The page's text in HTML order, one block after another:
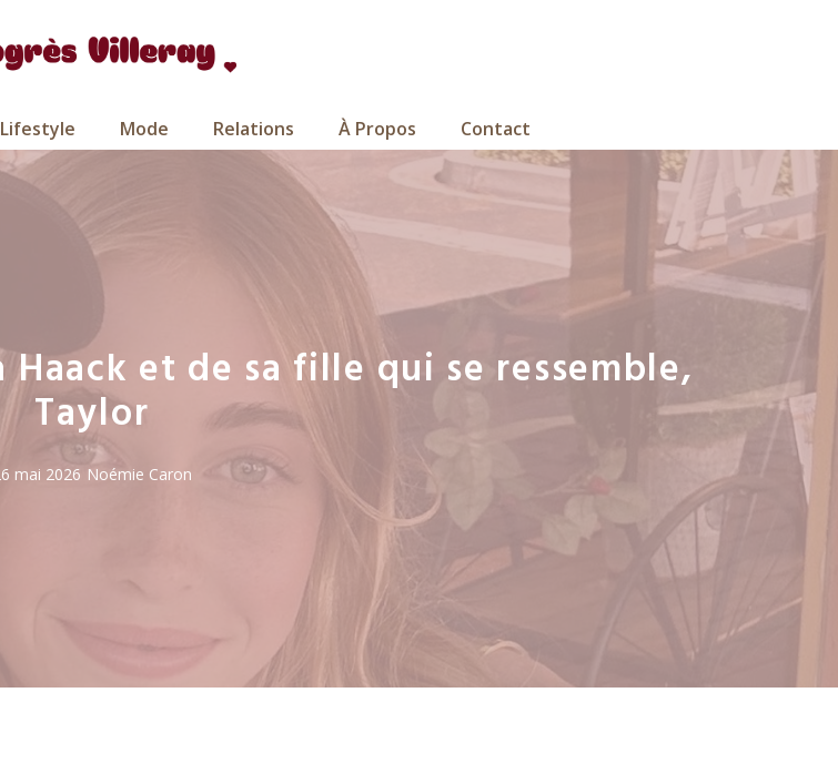
Lifestyle Mode Relations À Propos Contact
et de sa fille qui se ressemble,
Taylor
mai 2026 Noémie Caron